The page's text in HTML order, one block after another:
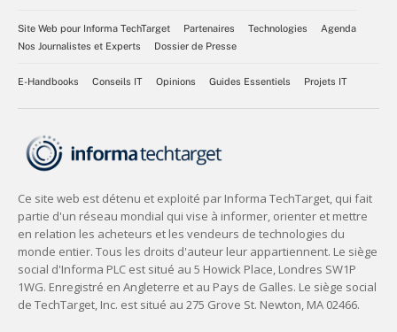
Site Web pour Informa TechTarget Partenaires Technologies
Agenda
Nos Journalistes et Experts
Dossier de Presse
E-Handbooks Conseils IT Opinions Guides Essentiels Projets IT